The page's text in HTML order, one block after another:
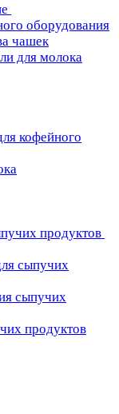
оборудования
чашек
для молока
кофейного
продуктов
сыпучих
сыпучих
продуктов